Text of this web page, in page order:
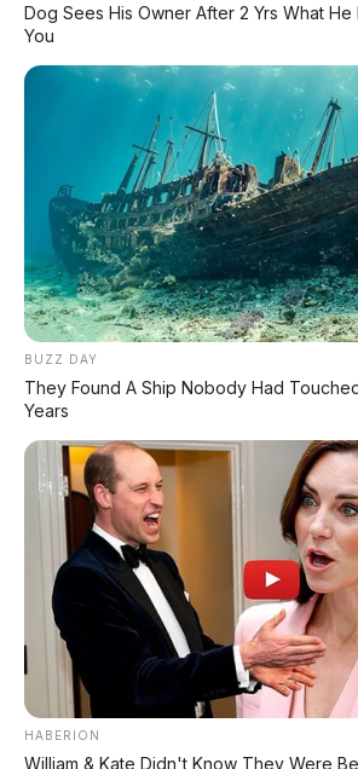
FACEBOOK KAMI
Anugerah Perdana
Ikuti kami untuk update stok unit dan
Ikuti Halaman
KATEGORI OTOMOTIF
Review Mobil
Dog Sees His Owner After 2 Yrs What He
You
BUZZ DAY
They Found A Ship Nobody Had
Years
HABERION
William & Kate Didn't Know They Were